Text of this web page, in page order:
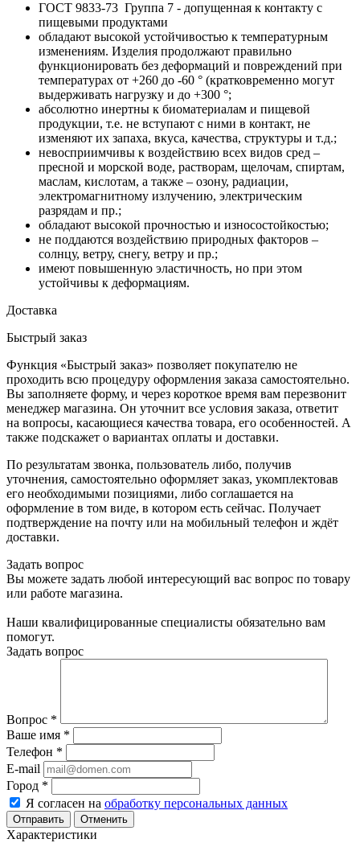
ГОСТ 9833-73 Группа 7 - допущенная к контакту с
пищевыми продуктами
обладают высокой устойчивостью к температурным
изменениям. Изделия продолжают правильно
функционировать без деформаций и повреждений при
температурах от +260 до -60 ° (кратковременно могут
выдерживать нагрузку и до +300 °;
абсолютно инертны к биоматериалам и пищевой
продукции, т.е. не вступают с ними в контакт, не
изменяют их запаха, вкуса, качества, структуры и т.д.;
невосприимчивы к воздействию всех видов сред –
пресной и морской воде, растворам, щелочам, спиртам,
маслам, кислотам, а также – озону, радиации,
электромагнитному излучению, электрическим
разрядам и пр.;
обладают высокой прочностью и износостойкостью;
не поддаются воздействию природных факторов –
солнцу, ветру, снегу, ветру и пр.;
имеют повышенную эластичность, но при этом
устойчивы к деформациям.
Доставка
Быстрый заказ
Функция «Быстрый заказ» позволяет покупателю не
проходить всю процедуру оформления заказа самостоятельно.
Вы заполняете форму, и через короткое время вам перезвонит
менеджер магазина. Он уточнит все условия заказа, ответит
на вопросы, касающиеся качества товара, его особенностей. А
также подскажет о вариантах оплаты и доставки.
По результатам звонка, пользователь либо, получив
уточнения, самостоятельно оформляет заказ, укомплектовав
его необходимыми позициями, либо соглашается на
оформление в том виде, в котором есть сейчас. Получает
подтверждение на почту или на мобильный телефон и ждёт
доставки.
Задать вопрос
Вы можете задать любой интересующий вас вопрос по товару
или работе магазина.
Наши квалифицированные специалисты обязательно вам
помогут.
Задать вопрос
Вопрос *
Ваше имя *
Телефон *
E-mail
Город *
Я согласен на обработку персональных данных
Отменить
Характеристики